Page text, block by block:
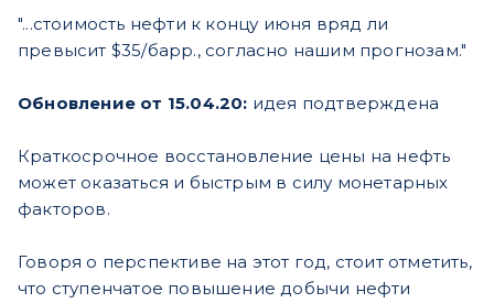
"...стоимость нефти к концу июня вряд ли
превысит $35/барр., согласно нашим прогнозам."
Обновление от 15.04.20: идея подтверждена
Краткосрочное восстановление цены на нефть
может оказаться и быстрым в силу монетарных
факторов.
Говоря о перспективе на этот год, стоит отметить,
что ступенчатое повышение добычи нефти